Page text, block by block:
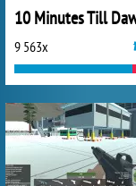
10 Minutes Till
9 563x